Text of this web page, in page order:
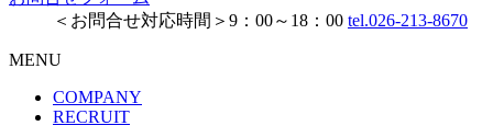
＜お問合せ対応時間＞9：00～18：00 tel.026-213-8670
MENU
COMPANY
RECRUIT